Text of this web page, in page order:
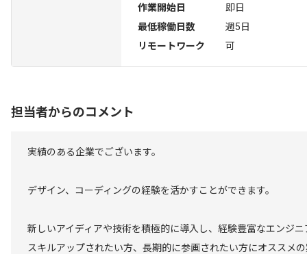
作業開始日
即日
最低稼働日数
週5日
リモートワーク
可
担当者からのコメント
実績のある企業でございます。
デザイン、コーディングの経験を活かすことができます。
新しいアイディアや技術を積極的に導入し、経験豊富なエンジ
スキルアップされたい方、長期的に参画されたい方にオススメ